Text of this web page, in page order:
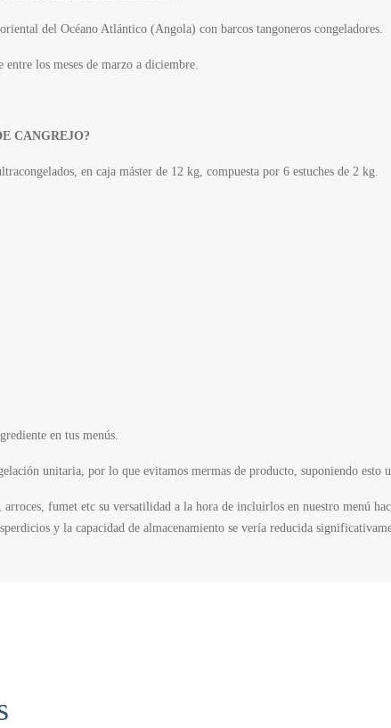
del Océano Atlántico (Angola) con barcos tangoneros congeladores.
entre los meses de marzo a diciembre.
CANGREJO?
en caja máster de 12 kg, compuesta por 6 estuches de 2 kg.
en tus menús.
unitaria, por lo que evitamos mermas de producto, suponiendo esto
fumet etc su versatilidad a la hora de incluirlos en nuestro menú
y la capacidad de almacenamiento se vería reducida